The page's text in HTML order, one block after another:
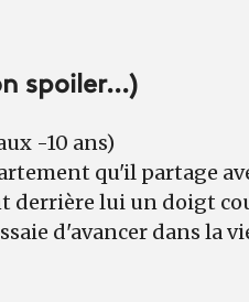
spoiler...)
-10 ans)
qu'il partage
derrière lui un doigt
d'avancer dans la